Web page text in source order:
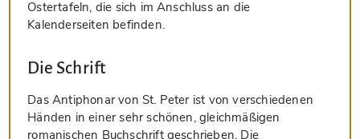
Ostertafeln, die sich im Anschluss an die
Kalenderseiten befinden.
Die Schrift
Das Antiphonar von St. Peter ist von verschiedenen
Händen in einer sehr schönen, gleichmäßigen
romanischen Buchschrift geschrieben. Die